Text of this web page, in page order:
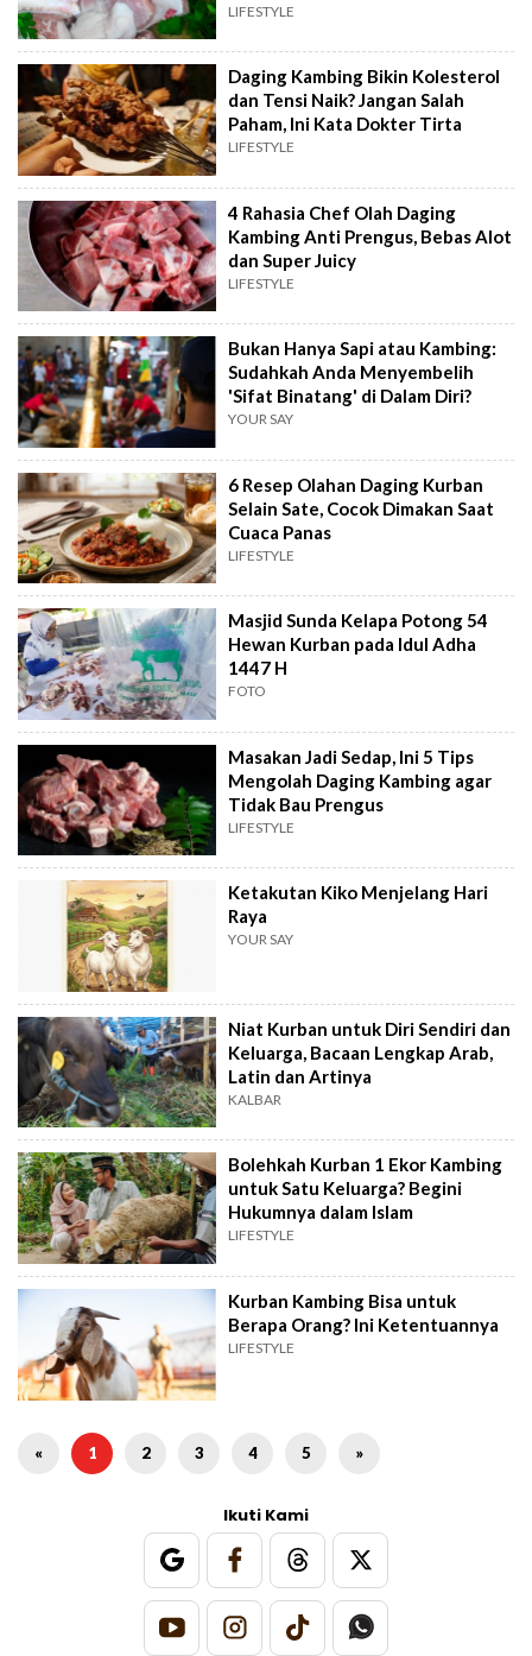
LIFESTYLE
Daging Kambing Bikin Kolesterol
dan Tensi Naik? Jangan Salah
Paham, Ini Kata Dokter Tirta
LIFESTYLE
4 Rahasia Chef Olah Daging
Kambing Anti Prengus, Bebas Alot
dan Super Juicy
LIFESTYLE
Bukan Hanya Sapi atau Kambing:
Sudahkah Anda Menyembelih
'Sifat Binatang' di Dalam Diri?
YOUR SAY
6 Resep Olahan Daging Kurban
Selain Sate, Cocok Dimakan Saat
Cuaca Panas
LIFESTYLE
Masjid Sunda Kelapa Potong 54
Hewan Kurban pada Idul Adha
1447 H
FOTO
Masakan Jadi Sedap, Ini 5 Tips
Mengolah Daging Kambing agar
Tidak Bau Prengus
LIFESTYLE
Ketakutan Kiko Menjelang Hari
Raya
YOUR SAY
Niat Kurban untuk Diri Sendiri dan
Keluarga, Bacaan Lengkap Arab,
Latin dan Artinya
KALBAR
Bolehkah Kurban 1 Ekor Kambing
untuk Satu Keluarga? Begini
Hukumnya dalam Islam
LIFESTYLE
Kurban Kambing Bisa untuk
Berapa Orang? Ini Ketentuannya
LIFESTYLE
« 1 2 3 4 5 »
Ikuti Kami